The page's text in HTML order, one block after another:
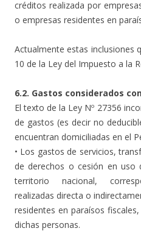
créditos realizada por
o empresas residentes en
Actualmente estas inclusiones
10 de la Ley del Impuesto a la
6.2. Gastos considerados
El texto de la Ley Nº 27356
de gastos (es decir no
encuentran domiciliadas en el
• Los gastos de servicios,
de derechos o cesión en uso
territorio nacional,
realizadas directa o
residentes en paraísos
dichas personas.